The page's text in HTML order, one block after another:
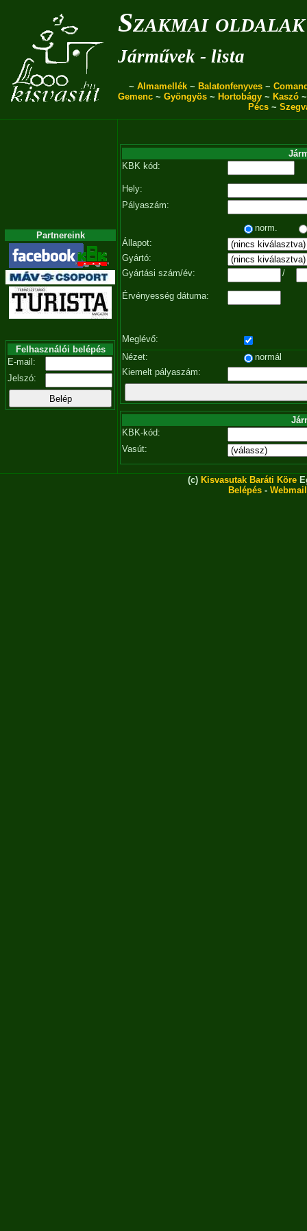
Szakmai oldalak
Járművek - lista
~ Almamellék ~ Balatonfenyves ~
Gemenc ~ Gyöngyös ~ Hortobágy ~ Kaszó
Pécs ~
Partnereink
Felhasználói belépés
E-mail:
Jelszó:
KBK kód:
Hely:
Pályaszám:
norm.
Állapot:
Gyártó:
Gyártási szám/év:
/
Érvényesség dátuma:
Meglévő:
Nézet:
normál
Kiemelt pályaszám:
KBK-kód:
Vasút:
(c) Kisvasutak Baráti Köre
Belépés - Webmail